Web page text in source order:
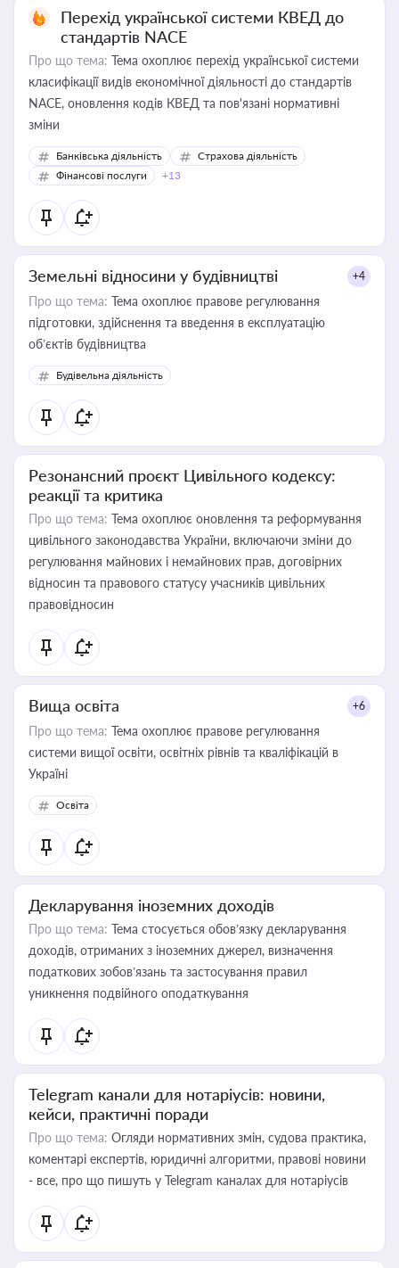
Перехід української системи КВЕД до
стандартів NACE
Про що тема: Тема охоплює перехід української системи
класифікації видів економічної діяльності до стандартів
NACE, оновлення кодів КВЕД та пов'язані нормативні
зміни
Банківська діяльність
Страхова діяльність
Фінансові послуги
+13
Земельні відносини у будівництві +4
Про що тема: Тема охоплює правове регулювання
підготовки, здійснення та введення в експлуатацію
об’єктів будівництва
Будівельна діяльність
Резонансний проєкт Цивільного кодексу:
реакції та критика
Про що тема: Тема охоплює оновлення та реформування
цивільного законодавства України, включаючи зміни до
регулювання майнових і немайнових прав, договірних
відносин та правового статусу учасників цивільних
правовідносин
Вища освіта +6
Про що тема: Тема охоплює правове регулювання
системи вищої освіти, освітніх рівнів та кваліфікацій в
Україні
Освіта
Декларування іноземних доходів
Про що тема: Тема стосується обов’язку декларування
доходів, отриманих з іноземних джерел, визначення
податкових зобов’язань та застосування правил
уникнення подвійного оподаткування
Telegram канали для нотаріусів: новини,
кейси, практичні поради
Про що тема: Огляди нормативних змін, судова практика,
коментарі експертів, юридичні алгоритми, правові новини
- все, про що пишуть у Telegram каналах для нотаріусів